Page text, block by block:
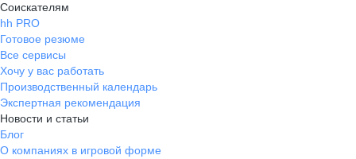
Соискателям
hh PRO
Готовое резюме
Все сервисы
Хочу у вас работать
Производственный календарь
Экспертная рекомендация
Новости и статьи
Блог
О компаниях в игровой форме